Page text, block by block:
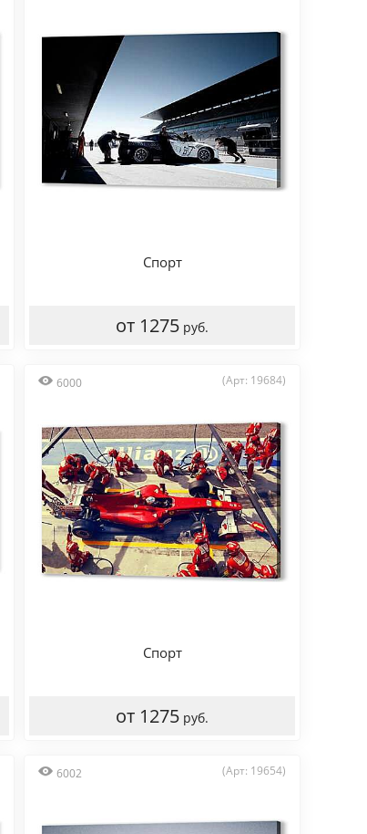
Спорт
от 1275 руб.
6000 (Арт: 19684)
Спорт
от 1275 руб.
6002 (Арт: 19654)